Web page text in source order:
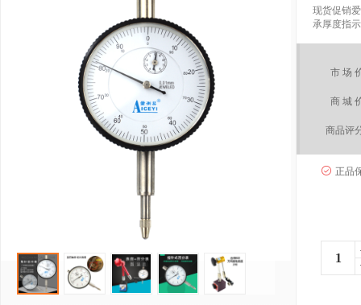
现货促销
承厚度指
市 场
商 城
商品评
正品